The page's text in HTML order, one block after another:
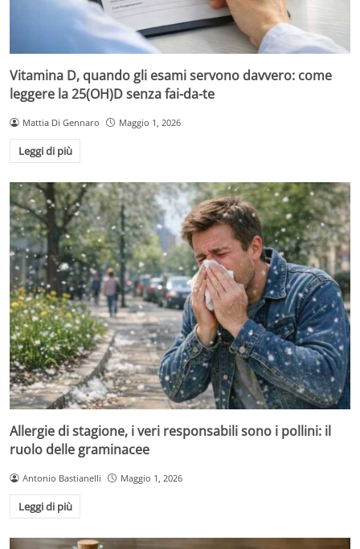
Vitamina D, quando gli esami servono davvero: come
leggere la 25(OH)D senza fai-da-te
Mattia Di Gennaro Maggio 1, 2026
Leggi di più
Allergie di stagione, i veri responsabili sono i pollini: il
ruolo delle graminacee
Antonio Bastianelli Maggio 1, 2026
Leggi di più